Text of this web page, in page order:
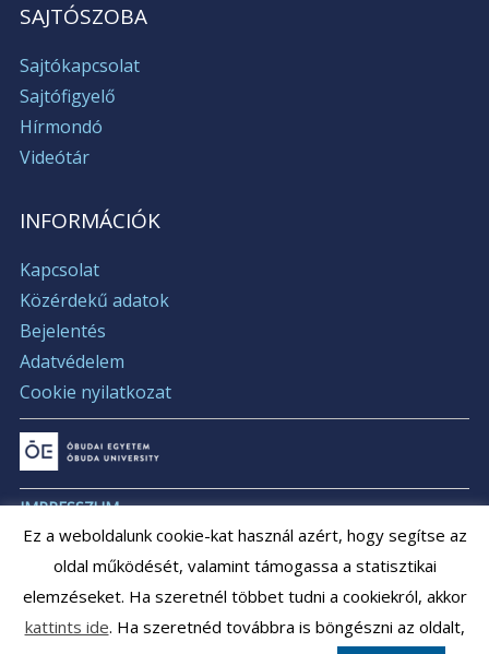
SAJTÓSZOBA
Sajtókapcsolat
Sajtófigyelő
Hírmondó
Videótár
INFORMÁCIÓK
Kapcsolat
Közérdekű adatok
Bejelentés
Adatvédelem
Cookie nyilatkozat
IMPRESSZUM
ÁLLÁSAJÁNLATOK
ARCHÍVUM
Ez a weboldalunk cookie-kat használ azért, hogy segítse az
oldal működését, valamint támogassa a statisztikai
elemzéseket. Ha szeretnél többet tudni a cookiekról, akkor
kattints ide. Ha szeretnéd továbbra is böngészni az oldalt,